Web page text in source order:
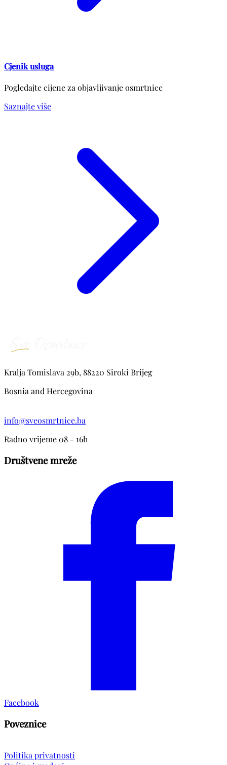
Cjenik usluga
Pogledajte cijene za objavljivanje osmrtnice
Saznajte više
Kralja Tomislava 29b, 88220 Siroki Brijeg
Bosnia and Hercegovina
info@sveosmrtnice.ba
Radno vrijeme 08 - 16h
Društvene mreže
Facebook
Poveznice
Politika privatnosti